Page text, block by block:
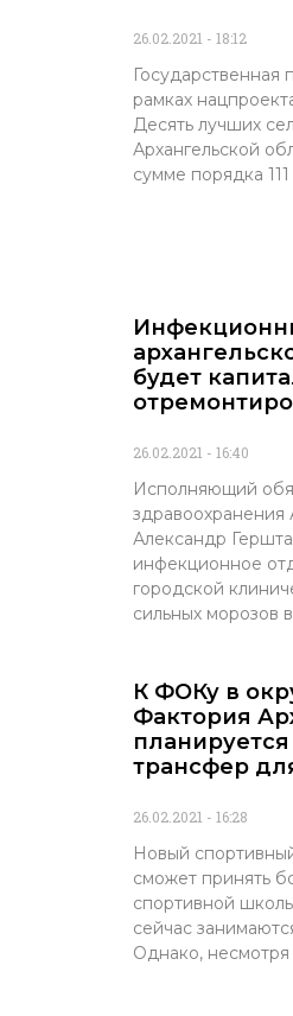
26.02.2021 18:12
Государственная
рамках
Десять лучших
Архангельской
сумме порядка
будет
26.02.2021 16:40
Исполняющий
здравоохранения
Александр
инфекционное
городской
сильных морозов
К ФОКу в
Фактория
трансфер
26.02.2021 16:28
Новый
сможет принять
спортивной
сейчас
Однако, несмотря